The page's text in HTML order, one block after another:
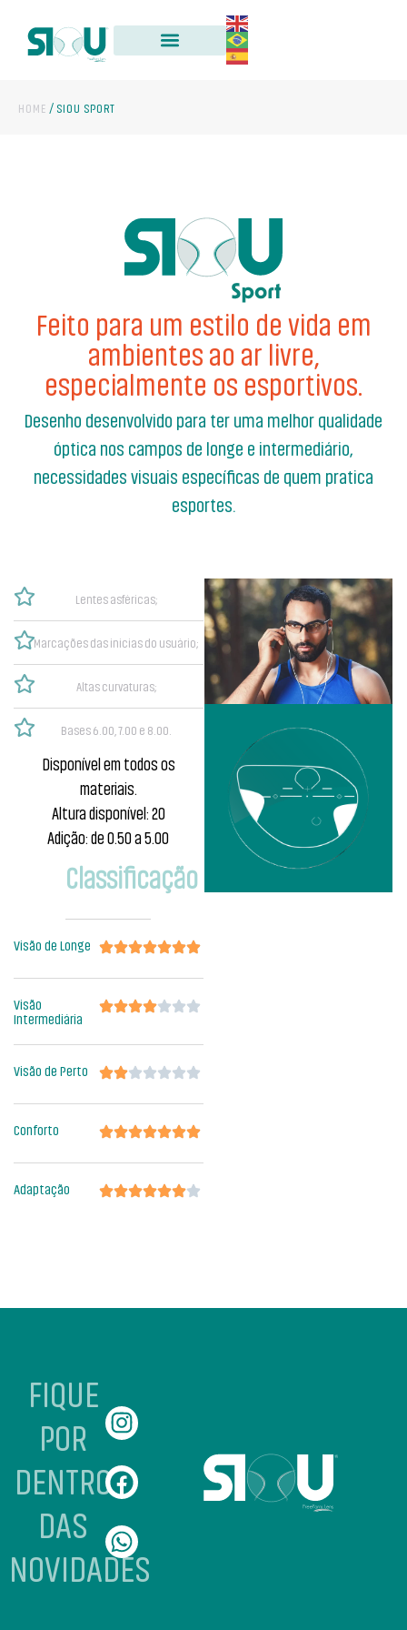
HOME / SIOU SPORT
Feito para um estilo de vida em
ambientes ao ar livre,
especialmente os esportivos.
Desenho desenvolvido para ter uma melhor qualidade
óptica nos campos de longe e intermediário,
necessidades visuais específicas de quem pratica
esportes.
Lentes asféricas;
Marcações das inicias do usuário;
Altas curvaturas;
Bases 6.00, 7.00 e 8.00.
Disponível em todos os
materiais.
Altura disponível: 20
Adição: de 0.50 a 5.00
Classificação
Visão de Longe
Visão
Intermediária
Visão de Perto
Conforto
Adaptação
FIQUE
POR
DENTRO
DAS
NOVIDADES